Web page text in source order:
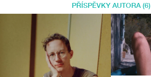
PŘÍSPĚVKY AUTORA (6)